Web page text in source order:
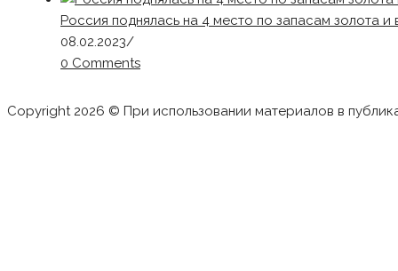
Россия поднялась на 4 место по запасам золота и
08.02.2023/
0 Comments
Copyright 2026 © При использовании материалов в